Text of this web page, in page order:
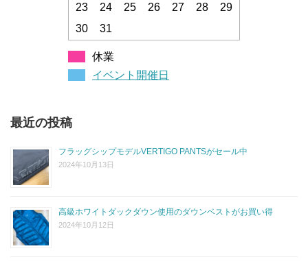
23
24 25 26 27 28
29
30
31
休業
イベント開催日
最近の投稿
フラッグシップモデルVERTIGO PANTSがセール中
2024年10月13日
高級ホワイトダックダウン使用のダウンベストがお買い得
2024年10月12日